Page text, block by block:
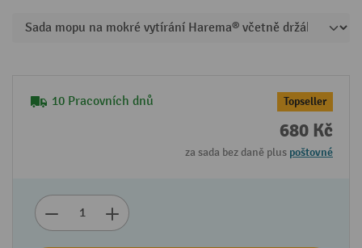
10 Pracovních dnů Topseller
680 Kč
za sada bez daně plus poštovné